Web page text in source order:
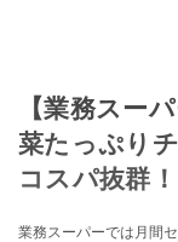
【業務スー
菜たっぷり
コスパ抜群！
業務スーパーでは月間